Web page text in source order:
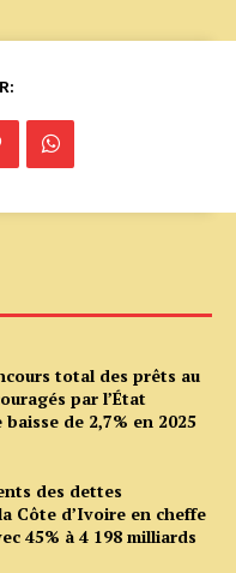
total des prêts au
par l’État
de 2,7% en 2025
des dettes
Côte d’Ivoire en cheffe
45% à 4 198 milliards